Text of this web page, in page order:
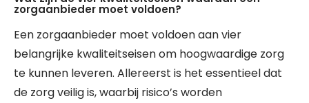
zorgaanbieder moet voldoen?
Een zorgaanbieder moet voldoen aan vier
belangrijke kwaliteitseisen om hoogwaardige zorg
te kunnen leveren. Allereerst is het essentieel dat
de zorg veilig is, waarbij risico’s worden